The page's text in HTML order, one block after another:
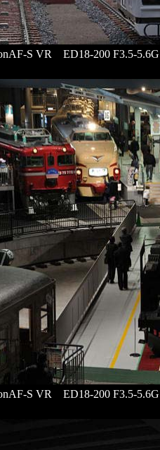
S VR ED18-200 F3.5-
S VR ED18-200 F3.5-